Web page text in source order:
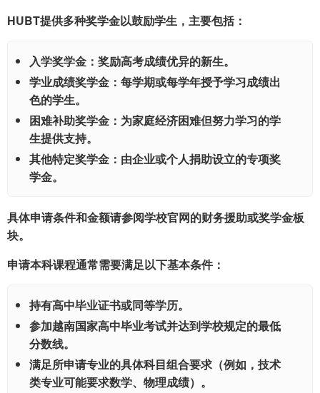
HUBT提供多种奖学金以鼓励学生，主要包括：
入学奖学金 ：奖励高考成绩优异的新生。
学业成绩奖学金 ：每学期或每学年授予学习成绩出
色的学生。
困难补助奖学金 ：为家庭经济困难但努力学习的学
生提供支持。
其他特定奖学金 ：由企业或个人捐助设立的专项奖
学金。
具体申请条件和金额请参阅学校官网的财务援助或奖学金板
块。
申请本科课程通常需要满足以下基本条件：
持有高中毕业证书或同等学历。
参加越南国家高中毕业考试并达到学校规定的最低
分数线。
满足所申请专业的具体科目组合要求（例如，技术
类专业可能要求数学、物理成绩）。